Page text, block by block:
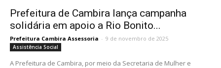
Prefeitura de Cambira lança campanha
solidária em apoio a Rio Bonito...
Prefeitura Cambira Assessoria - 9 de novembro de 2025
Assistência Social
A Prefeitura de Cambira, por meio da Secretaria de Mulher e